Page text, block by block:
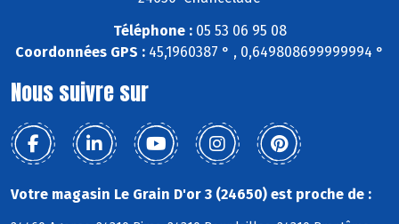
Téléphone :05 53 06 95 08
Coordonnées GPS : 45,1960387 ° , 0,649808699999994 °
Nous suivre sur
Votre magasin Le Grain D'or 3 (24650) est proche de :